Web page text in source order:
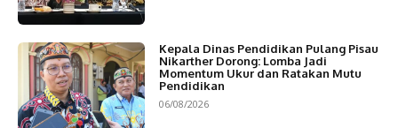
Kepala Dinas Pendidikan Pulang Pisau
Nikarther Dorong: Lomba Jadi
Momentum Ukur dan Ratakan Mutu
Pendidikan
06/08/2026